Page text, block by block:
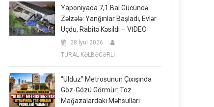
Yaponiyada 7,1 Bal Gücündə
Zəlzələ: Yanğınlar Başladı, Evlər
Uçdu, Rabitə Kəsildi – VİDEO
28 İyul 2026
TURAL KƏLBƏCƏRLİ
“Ulduz” Metrosunun Çıxışında
Göz-Gözü Görmür: Toz
Mağazalardakı Məhsulları